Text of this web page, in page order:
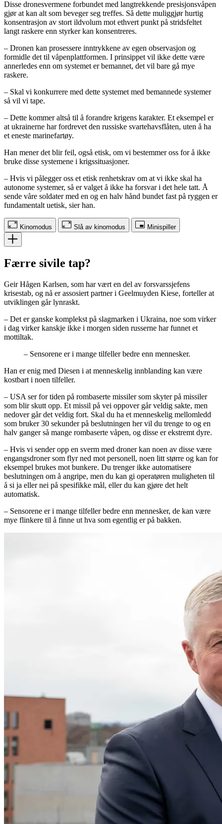
Disse dronesvermene forbundet med langtrekkende presisjonsvåpen
gjør at kan alt som beveger seg treffes. Så dette muliggjør hurtig
konsentrasjon av stort ildvolum mot ethvert punkt på stridsfeltet
langt raskere enn styrker kan konsentreres.
– Dronen kan prosessere inntrykkene av egen observasjon og
formidle det til våpenplattformen. I prinsippet vil ikke dette være
annerledes enn om systemet er bemannet, det vil bare gå mye
raskere.
– Skal vi konkurrere med dette systemet med bemannede systemer
så vil vi tape.
– Dette kommer altså til å forandre krigens karakter. Et eksempel er
at ukrainerne har fordrevet den russiske svartehavsflåten, uten å ha
et eneste marinefartøy.
Han mener det blir feil, også etisk, om vi bestemmer oss for å ikke
bruke disse systemene i krigssituasjoner.
– Hvis vi pålegger oss et etisk renhetskrav om at vi ikke skal ha
autonome systemer, så er valget å ikke ha forsvar i det hele tatt. Å
sende våre soldater med en og en halv hånd bundet fast på ryggen er
fundamentalt uetisk, sier han.
Kinomodus Slå av kinomodus Minispiller
Færre sivile tap?
Geir Hågen Karlsen, som har vært en del av forsvarssjefens
krisestab, og nå er assosiert partner i Geelmuyden Kiese, forteller at
utviklingen går lynraskt.
– Det er ganske komplekst på slagmarken i Ukraina, noe som virker
i dag virker kanskje ikke i morgen siden russerne har funnet et
mottiltak.
– Sensorene er i mange tilfeller bedre enn mennesker.
Han er enig med Diesen i at menneskelig innblanding kan være
kostbart i noen tilfeller.
– USA ser for tiden på rombaserte missiler som skyter på missiler
som blir skutt opp. Et missil på vei oppover går veldig sakte, men
nedover går det veldig fort. Skal du ha et menneskelig mellomledd
som bruker 30 sekunder på beslutningen her vil du trenge to og en
halv ganger så mange rombaserte våpen, og disse er ekstremt dyre.
– Hvis vi sender opp en sverm med droner kan noen av disse være
engangsdroner som flyr ned mot personell, noen litt større og kan for
eksempel brukes mot bunkere. Du trenger ikke automatisere
beslutningen om å angripe, men du kan gi operatøren muligheten til
å si ja eller nei på spesifikke mål, eller du kan gjøre det helt
automatisk.
– Sensorene er i mange tilfeller bedre enn mennesker, de kan være
mye flinkere til å finne ut hva som egentlig er på bakken.